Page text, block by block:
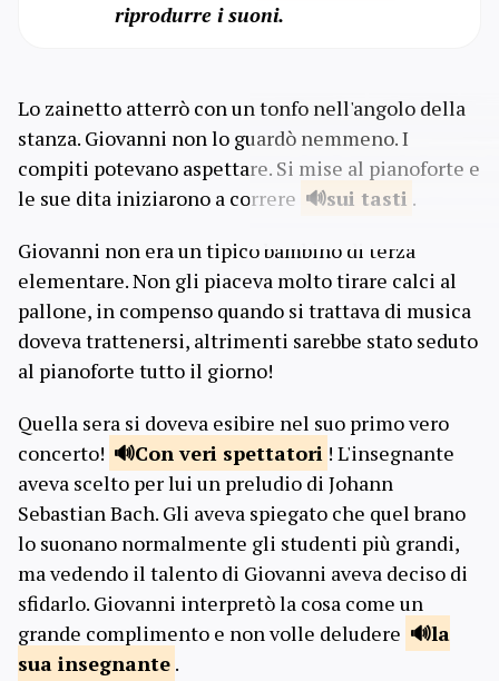
riprodurre i suoni.
Lo zainetto atterrò con un tonfo nell'angolo della
stanza. Giovanni non lo guardò nemmeno. I
compiti potevano aspettare. Si mise al pianoforte e
le sue dita iniziarono a correre
sui tasti .
Giovanni non era un tipico bambino di terza
elementare. Non gli piaceva molto tirare calci al
pallone, in compenso quando si trattava di musica
doveva trattenersi, altrimenti sarebbe stato seduto
al pianoforte tutto il giorno!
Quella sera si doveva esibire nel suo primo vero
concerto!
Con veri spettatori ! L'insegnante
aveva scelto per lui un preludio di Johann
Sebastian Bach. Gli aveva spiegato che quel brano
lo suonano normalmente gli studenti più grandi,
ma vedendo il talento di Giovanni aveva deciso di
sfidarlo. Giovanni interpretò la cosa come un
grande complimento e non volle deludere
la
sua insegnante .